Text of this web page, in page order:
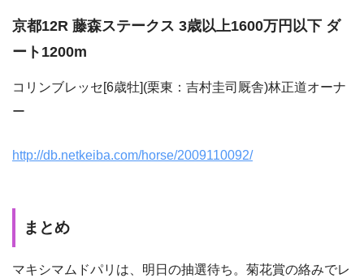
京都12R 藤森ステークス 3歳以上1600万円以下 ダ
ート1200m
コリンブレッセ[6歳牡](栗東：吉村圭司厩舎)林正道オーナ
ー
http://db.netkeiba.com/horse/2009110092/
まとめ
マキシマムドパリは、明日の抽選待ち。菊花賞の絡みでレ